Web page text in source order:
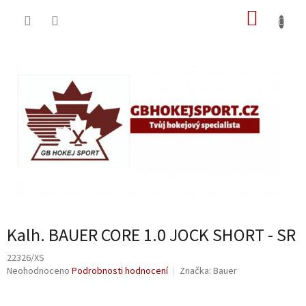
Kalh. BAUER CORE 1.0 JOCK SHORT - SR
22326/XS
Průměrné
Neohodnoceno Podrobnosti hodnocení Značka: Bauer